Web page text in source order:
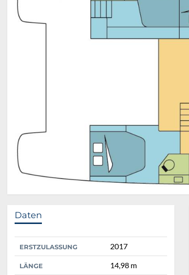
Daten
ERSTZULASSUNG 2017
LÄNGE 14,98 m